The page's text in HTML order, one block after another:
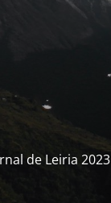
de Leiria 2023